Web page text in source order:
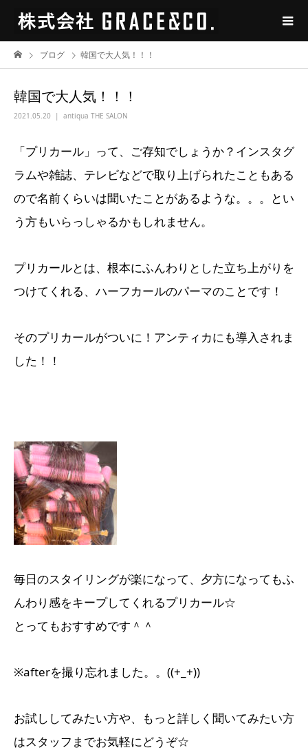
ブログ 韓国で大人気！！！
韓国で大人気！！！
2021.05.20 antiqua THE SALON
「プリカール」って、ご存知でしょうか？インスタグ
ラムや雑誌、テレビなどで取り上げられたこともある
ので名前くらいは聞いたことがあるような。。。とい
う方もいらっしゃるかもしれません。
プリカールとは、根本にふんわりとした立ち上がりを
つけてくれる、ハーフカールのパーマのことです！
そのプリカールがついに！アンティカにも導入されま
した！！
毎日のスタイリングが楽になって、夕方になってもふ
んわり感をキープしてくれるプリカール☆
とってもおすすめです＾＾
※afterを撮り忘れました。。((+_+))
お試ししてみたい方や、もっと詳しく聞いてみたい方
はスタッフまでお気軽にどうぞ☆